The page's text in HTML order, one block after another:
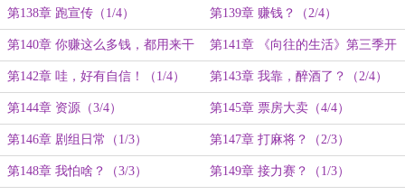
第138章 跑宣传（1/4） 第139章 赚钱？（2/4）
第140章 你赚这么多钱，都用来干
什么了？（3/4）
第141章 《向往的生活》第三季开
录（4/4）
第142章 哇，好有自信！（1/4） 第143章 我靠，醉酒了？（2/4）
第144章 资源（3/4） 第145章 票房大卖（4/4）
第146章 剧组日常（1/3） 第147章 打麻将？（2/3）
第148章 我怕啥？（3/3） 第149章 接力赛？（1/3）